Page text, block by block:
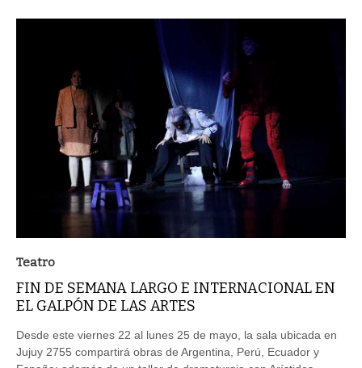
Teatro
FIN DE SEMANA LARGO E INTERNACIONAL EN
EL GALPÓN DE LAS ARTES
Desde este viernes 22 al lunes 25 de mayo, la sala ubicada en
Jujuy 2755 compartirá obras de Argentina, Perú, Ecuador y